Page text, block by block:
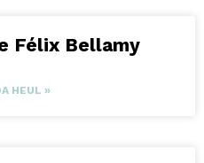
Félix Bellamy
HEUL »